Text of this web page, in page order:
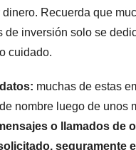
Recuerda que
de inversión solo se
cuidado.
muchas de estas
nombre luego de unos
o llamados de
seguramente